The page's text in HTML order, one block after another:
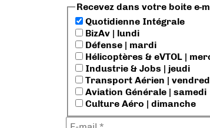
Recevez dans votre boite e-
Quotidienne Intégrale
BizAv | lundi
Défense | mardi
Hélicoptères & eVTOL |
Industrie & Jobs | jeudi
Transport Aérien |
Aviation Générale | samedi
Culture Aéro | dimanche